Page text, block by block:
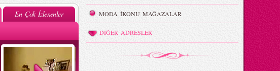
En Çok İzlenenler MODA İKONU MAĞAZALAR
DİĞER ADRESLER